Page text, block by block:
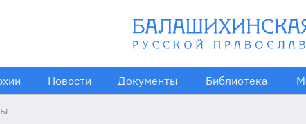
Новости Документы Библиотека